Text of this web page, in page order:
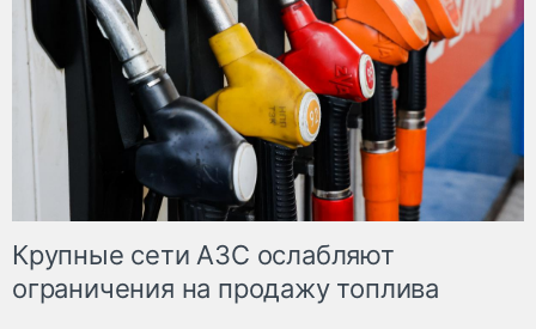
Крупные сети АЗС ослабляют
ограничения на продажу топлива